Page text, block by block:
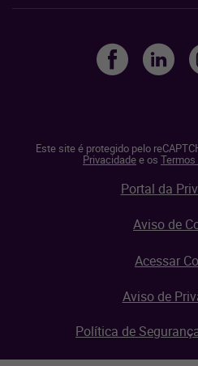
Este site é protegido pelo
Privacidadee os Termos
Portal da
Aviso de
Acessar
Aviso de
Política de